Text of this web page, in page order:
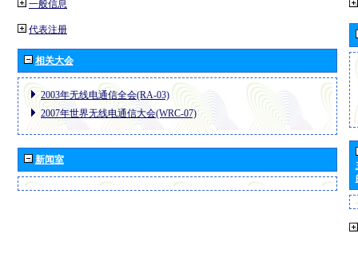
一般信息
代表注册
相关大会
2003年无线电通信全会(RA-03)
2007年世界无线电通信大会(WRC-07)
新闻室